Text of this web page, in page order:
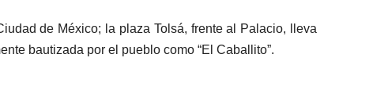
de México; la plaza Tolsá, frente al Palacio, lleva
bautizada por el pueblo como “El Caballito”.